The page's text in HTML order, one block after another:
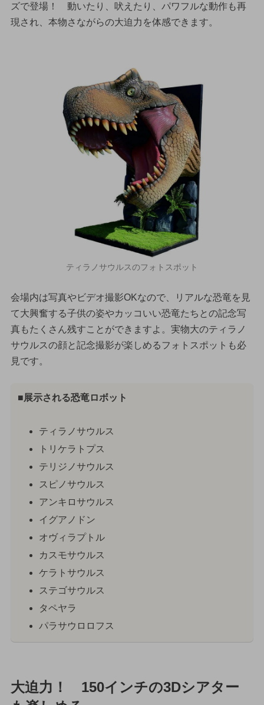
ズで登場！ 動いたり、吠えたり、パワフルな動作も再
現され、本物さながらの大迫力を体感できます。
ティラノサウルスのフォトスポット
会場内は写真やビデオ撮影OKなので、リアルな恐竜を見
て大興奮する子供の姿やカッコいい恐竜たちとの記念写
真もたくさん残すことができますよ。実物大のティラノ
サウルスの顔と記念撮影が楽しめるフォトスポットも必
見です。
■展示される恐竜ロボット
ティラノサウルス
トリケラトプス
テリジノサウルス
スピノサウルス
アンキロサウルス
イグアノドン
オヴィラプトル
カスモサウルス
ケラトサウルス
ステゴサウルス
タペヤラ
パラサウロロフス
大迫力！ 150インチの3Dシアター